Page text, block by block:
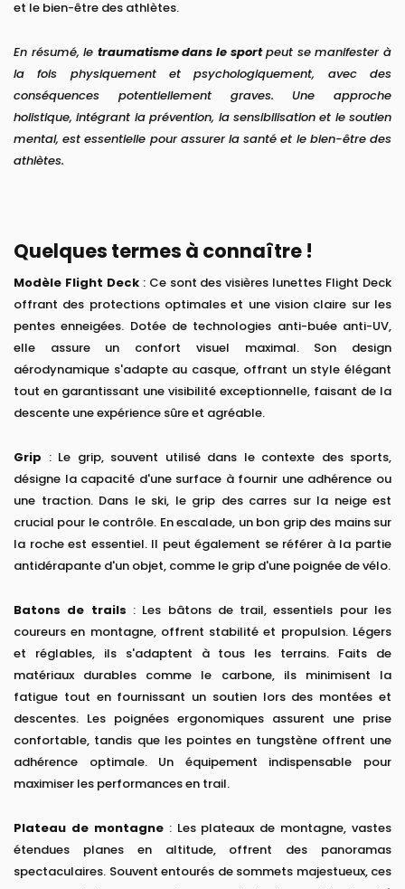
et le bien-être des athlètes.
En résumé, le traumatisme dans le sportpeut se manifester à
la fois physiquement et psychologiquement, avec des
conséquences potentiellement graves. Une approche
holistique, intégrant la prévention, la sensibilisation et le soutien
mental, est essentielle pour assurer la santé et le bien-être des
athlètes.
Quelques termes à connaître !
Modèle Flight Deck: Ce sont des visières lunettes Flight Deck
offrant des protections optimales et une vision claire sur les
pentes enneigées. Dotée de technologies anti-buée anti-UV,
elle assure un confort visuel maximal. Son design
aérodynamique s'adapte au casque, offrant un style élégant
tout en garantissant une visibilité exceptionnelle, faisant de la
descente une expérience sûre et agréable.
Grip : Le grip, souvent utilisé dans le contexte des sports,
désigne la capacité d'une surface à fournir une adhérence ou
une traction. Dans le ski, le grip des carres sur la neige est
crucial pour le contrôle. En escalade, un bon grip des mains sur
la roche est essentiel. Il peut également se référer à la partie
antidérapante d'un objet, comme le grip d'une poignée de vélo.
Batons de trails : Les bâtons de trail, essentiels pour les
coureurs en montagne, offrent stabilité et propulsion. Légers
et réglables, ils s'adaptent à tous les terrains. Faits de
matériaux durables comme le carbone, ils minimisent la
fatigue tout en fournissant un soutien lors des montées et
descentes. Les poignées ergonomiques assurent une prise
confortable, tandis que les pointes en tungstène offrent une
adhérence optimale. Un équipement indispensable pour
maximiser les performances en trail.
Plateau de montagne: Les plateaux de montagne, vastes
étendues planes en altitude, offrent des panoramas
spectaculaires. Souvent entourés de sommets majestueux, ces